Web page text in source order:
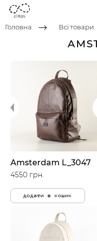
Головна Всі товари
Amsterdam L_3047
4550 грн.
додати в кошик